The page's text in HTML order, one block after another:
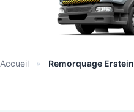
Accueil » Remorquage Erstein